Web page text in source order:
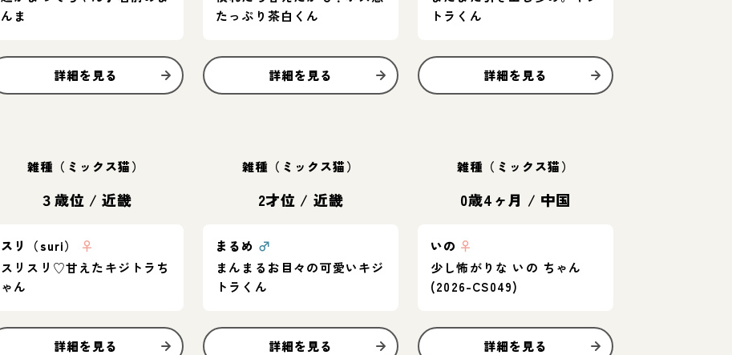
んま
詳細を見る
たっぷり茶白くん
詳細を見る
トラくん
詳細を見る
雑種（ミックス猫）
３歳位 /近畿
スリ（suri）
♀
スリスリ♡甘えたキジトラち
ゃん
詳細を見る
雑種（ミックス猫）
2才位 / 近畿
まるめ ♂
まんまるお目々の可愛いキジ
トラくん
詳細を見る
雑種（ミックス猫）
0歳4ヶ月 / 中国
いの ♀
少し怖がりな いの ちゃん
(2026-CS049)
詳細を見る